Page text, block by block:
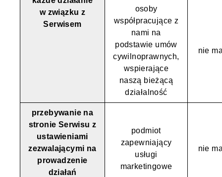
w związku z
Serwisem
osoby
współpracujące z
nami na
podstawie umów
cywilnoprawnych,
wspierające
naszą bieżącą
działalność
nie
przebywanie na
stronie Serwisu z
ustawieniami
zezwalającymi na
prowadzenie
działań
podmiot
zapewniający
usługi
marketingowe
nie